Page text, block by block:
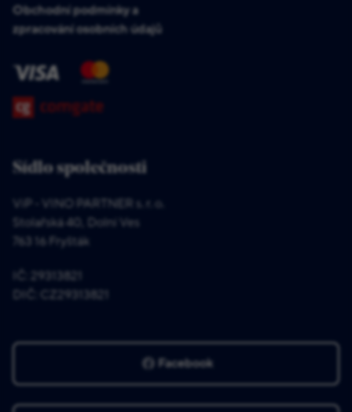
Obchodní podmínky a
zpracování osobních údajů
Sídlo společnosti
ViP - VINO PARTNER s. r. o.
Stolařská 40, Dolní Ves
763 16 Fryšták
IČ: 29313821
DIČ: CZ29313821
Facebook